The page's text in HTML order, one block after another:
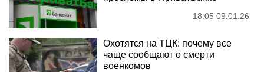
18:05 09.01.26
Охотятся на ТЦК: почему все
чаще сообщают о смерти
военкомов